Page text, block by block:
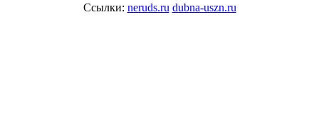
Ссылки: neruds.ru dubna-uszn.ru